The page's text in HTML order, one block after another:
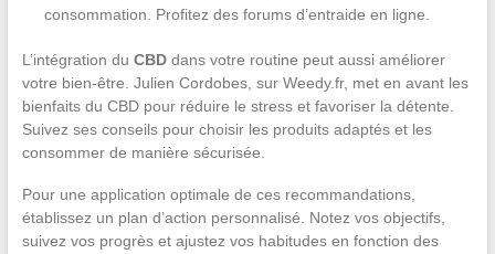
consommation. Profitez des forums d’entraide en ligne.
L’intégration du CBDdans votre routine peut aussi améliorer
votre bien-être. Julien Cordobes, sur Weedy.fr, met en avant les
bienfaits du CBD pour réduire le stress et favoriser la détente.
Suivez ses conseils pour choisir les produits adaptés et les
consommer de manière sécurisée.
Pour une application optimale de ces recommandations,
établissez un plan d’action personnalisé. Notez vos objectifs,
suivez vos progrès et ajustez vos habitudes en fonction des